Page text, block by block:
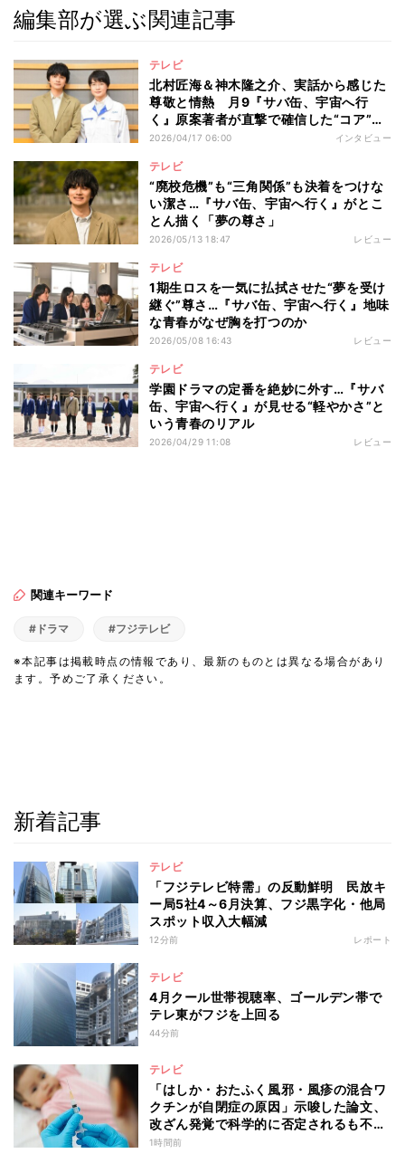
編集部が選ぶ関連記事
テレビ
北村匠海＆神木隆之介、実話から感じた
尊敬と情熱 月9『サバ缶、宇宙へ行
く』原案著者が直撃で確信した“コア”の
理解
2026/04/17 06:00 インタビュー
テレビ
“廃校危機”も“三角関係”も決着をつけな
い潔さ…『サバ缶、宇宙へ行く』がとこ
とん描く「夢の尊さ」
2026/05/13 18:47 レビュー
テレビ
1期生ロスを一気に払拭させた“夢を受け
継ぐ”尊さ…『サバ缶、宇宙へ行く』地味
な青春がなぜ胸を打つのか
2026/05/08 16:43 レビュー
テレビ
学園ドラマの定番を絶妙に外す…『サバ
缶、宇宙へ行く』が見せる“軽やかさ”と
いう青春のリアル
2026/04/29 11:08 レビュー
関連キーワード
#ドラマ #フジテレビ
※本記事は掲載時点の情報であり、最新のものとは異なる場合があり
ます。予めご了承ください。
新着記事
テレビ
「フジテレビ特需」の反動鮮明 民放キ
ー局5社4～6月決算、フジ黒字化・他局
スポット収入大幅減
12分前 レポート
テレビ
4月クール世帯視聴率、ゴールデン帯で
テレ東がフジを上回る
44分前
テレビ
「はしか・おたふく風邪・風疹の混合ワ
クチンが自閉症の原因」示唆した論文、
改ざん発覚で科学的に否定されるも不安
消えず…科学者たちの反証はなぜ届かな
1時間前